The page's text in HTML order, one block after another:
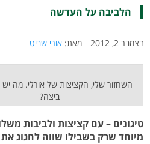
הלביבה על העדשה
דצמבר 2, 2012 מאת: אורי שביט
השחזור שלי, הקציצות של אורלי. מה יש
ביצה?
טיגונים – עם קציצות ולביבות
מיוחד שרק בשבילו שווה לחגוג